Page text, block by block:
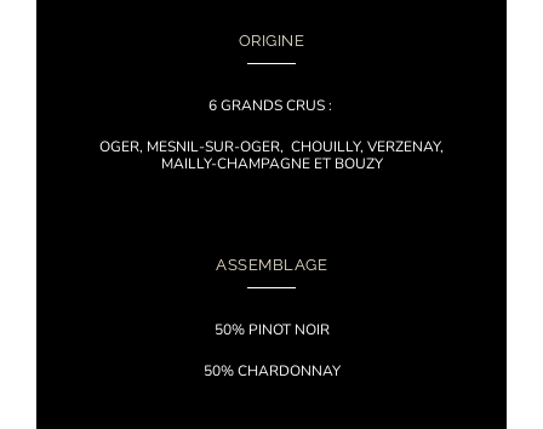
ORIGINE
6 GRANDS CRUS :
OGER, MESNIL-SUR-OGER, CHOUILLY, VERZENAY,
MAILLY-CHAMPAGNE ET BOUZY
ASSEMBLAGE
50% PINOT NOIR
50% CHARDONNAY